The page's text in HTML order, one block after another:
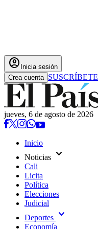
account_circle Inicia sesión
Crea cuenta SUSCRÍBETE
jueves, 6 de agosto de 2026
Inicio
Noticias expand_more
Cali
Licita
Política
Elecciones
Judicial
Deportes expand_more
Economía